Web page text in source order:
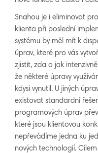
Snahou je i eliminovat
klienta při poslední
systému by měl mít k
úprav, které pro vás
zjistit, zda a jak
že některé úpravy
kdysi vynutil. U jiných
existovat standardní
programových úprav
které jsou klientovou
nepřevádíme jedna ku
nových technologií.